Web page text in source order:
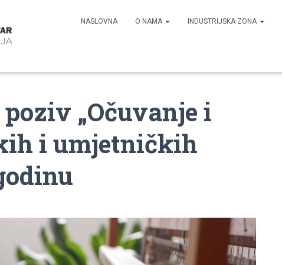
NASLOVNA O NAMA INDUSTRIJSKA ZONA
„Očuvanje i
i umjetničkih